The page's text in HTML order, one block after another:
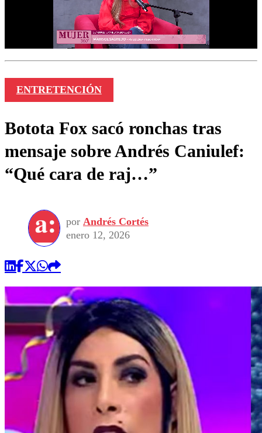
ENTRETENCIÓN
Botota Fox sacó ronchas tras
mensaje sobre Andrés Caniulef:
“Qué cara de raj…”
por Andrés Cortés
enero 12, 2026